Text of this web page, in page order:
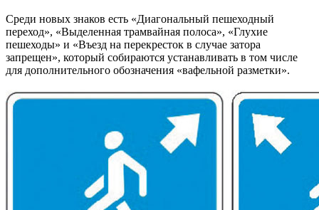
Среди новых знаков есть «Диагональный пешеходный
переход», «Выделенная трамвайная полоса», «Глухие
пешеходы» и «Въезд на перекресток в случае затора
запрещен», который собираются устанавливать в том числе
для дополнительного обозначения «вафельной разметки».